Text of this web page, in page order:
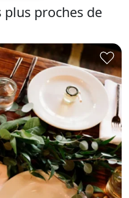
plus proches de